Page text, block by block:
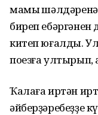
мамыҡ шәлдәренә
биреп ебәргәнен
китеп юғалды. Ул
поезға ултырып,
Ҡалаға иртән
әйберҙәребеҙҙе